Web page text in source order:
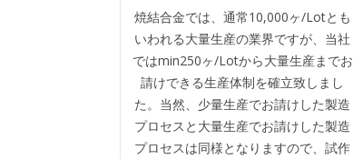
焼結合金では、通常10,000ヶ/Lotとも
いわれる大量生産の業界ですが、当社
ではmin250ヶ/Lotから大量生産までお
請けできる生産体制を確立致しまし
た。当然、少量生産でお請けした製造
プロセスと大量生産でお請けした製造
プロセスは同様となりますので、試作